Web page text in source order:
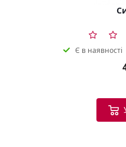
Є в наявності